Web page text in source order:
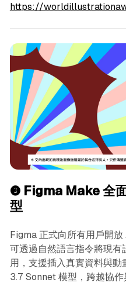
https://
❸ Figma Make 全
型
Figma 正式向所有用戶開
可透過自然語言指令將現
用，支援插入真實資料與
3.7 Sonnet 模型，跨越協作